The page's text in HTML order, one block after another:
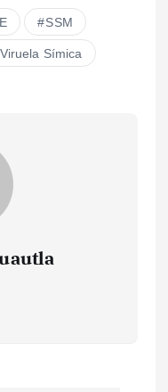
SSM
Viruela Símica